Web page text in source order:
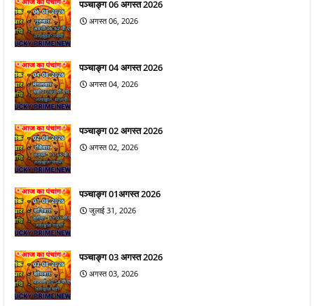
पञ्चाङ्ग 06 अगस्त 2026
अगस्त 06, 2026
पञ्चाङ्ग 04 अगस्त 2026
अगस्त 04, 2026
पञ्चाङ्ग 02 अगस्त 2026
अगस्त 02, 2026
पञ्चाङ्ग 01अगस्त 2026
जुलाई 31, 2026
पञ्चाङ्ग 03 अगस्त 2026
अगस्त 03, 2026